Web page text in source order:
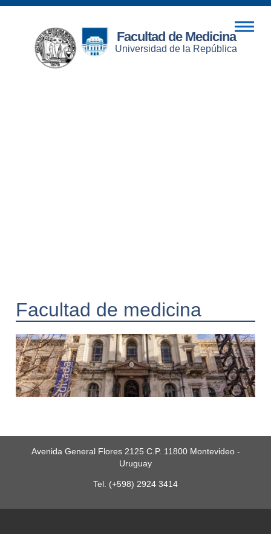
Facultad de Medicina
Universidad de la República
Facultad de medicina
Avenida General Flores 2125 C.P. 11800 Montevideo -
Uruguay
Tel. (+598) 2924 3414